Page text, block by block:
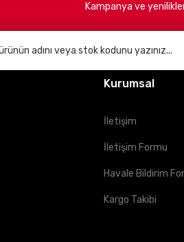
daha büyük bir etki yaratmayı
Kampanya ve
Kurumsal
İletişim
İletişim Formu
Havale Bildirim
Kargo Takibi